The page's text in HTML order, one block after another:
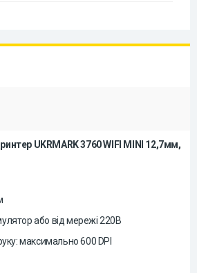
UKRMARK 3760 WIFI MINI 12,7мм,
або від мережі 220В
максимально 600 DPI